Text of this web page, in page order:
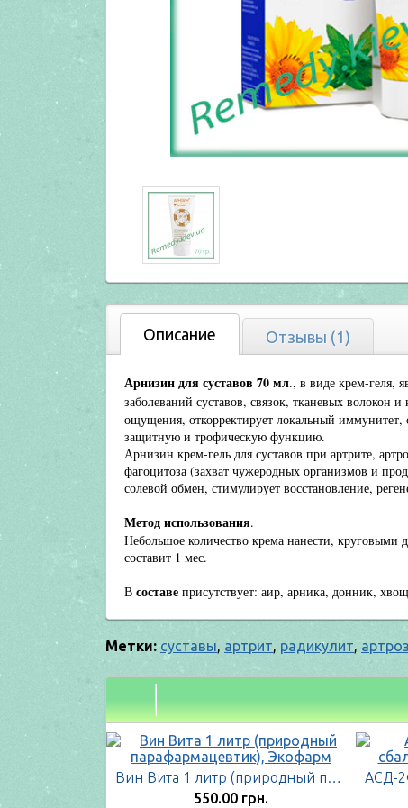
Описание Отзывы (1)
Арнизин для суставов 70 мл., в виде крем-геля,
заболеваний суставов, связок, тканевых
ощущения, откорректирует локальный
защитную и трофическую функцию.
Арнизин крем-гель для суставов при артрите,
фагоцитоза (захват чужеродных организмов и
солевой обмен, стимулирует восстановление,
Метод использования.
Небольшое количество крема нанести,
составит 1 мес.
В составе присутствует: аир, арника, донник,
Метки: суставы, артрит, радикулит, артроз
Вин Вита 1 литр (природный парафармацевтик), Экофарм
550.00 грн.